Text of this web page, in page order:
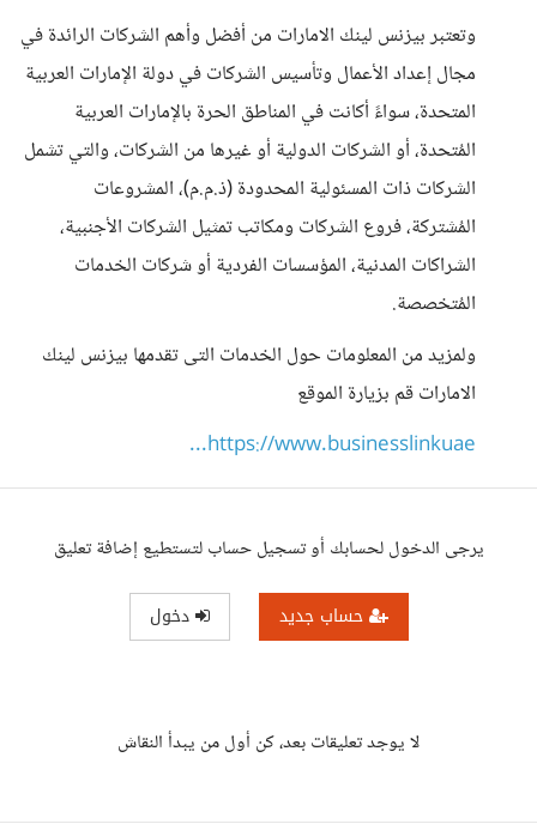
وتعتبر بيزنس لينك الامارات من أفضل وأهم الشركات الرائدة في
مجال إعداد الأعمال وتأسيس الشركات في دولة الإمارات العربية
المتحدة، سواءً أكانت في المناطق الحرة بالإمارات العربية
المُتحدة، أو الشركات الدولية أو غيرها من الشركات، والتي تشمل
الشركات ذات المسئولية المحدودة (ذ.م.م)، المشروعات
المُشتركة، فروع الشركات ومكاتب تمثيل الشركات الأجنبية،
الشراكات المدنية، المؤسسات الفردية أو شركات الخدمات
المُتخصصة.
ولمزيد من المعلومات حول الخدمات التى تقدمها بيزنس لينك
الامارات قم بزيارة الموقع
https://www.businesslinkuae...
يرجى الدخول لحسابك أو تسجيل حساب لتستطيع إضافة تعليق
حساب جديد دخول
لا يوجد تعليقات بعد، كن أول من يبدأ النقاش